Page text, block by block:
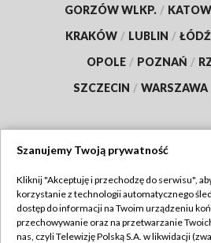
GORZÓW WLKP. /
KRAKÓW / LUBLIN / ŁÓDŹ
OPOLE / POZNAŃ /
SZCZECIN / WARSZAWA
TVP
Abonament TVP
Regulamin
Szanujemy Twoją prywatność
Kliknij "Akceptuję i przechodzę do serwisu",
korzystanie z technologii automatycznego
dostęp do informacji na Twoim urządzeniu
przechowywanie oraz na przetwarzanie
nas, czyli Telewizję Polską S.A. w likwidacji